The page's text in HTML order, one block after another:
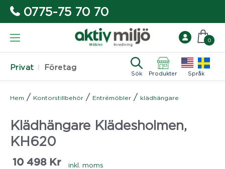
0775-75 70 70
Privat Företag
Sök Produkter Språk
0
Hem / Kontorstillbehör / Entrémöbler / klädhängare
Klädhängare Klädesholmen,
KH620
10 498 Kr inkl. moms